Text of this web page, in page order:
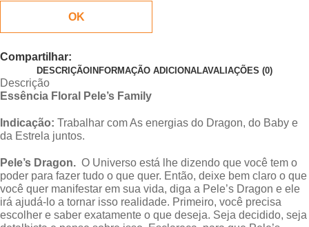
OK
Compartilhar:
DESCRIÇÃO INFORMAÇÃO ADICIONALAVALIAÇÕES (0)
Descrição
Essência Floral Pele’s Family
Indicação: Trabalhar com As energias do Dragon, do Baby e
da Estrela juntos.
Pele’s Dragon. O Universo está lhe dizendo que você tem o
poder para fazer tudo o que quer. Então, deixe bem claro o que
você quer manifestar em sua vida, diga a Pele’s Dragon e ele
irá ajudá-lo a tornar isso realidade. Primeiro, você precisa
escolher e saber exatamente o que deseja. Seja decidido, seja